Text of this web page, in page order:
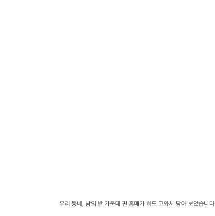
우리 동네, 남의 밭 가운데 핀 홍매가 하도 고와서 담아 보았습니다.